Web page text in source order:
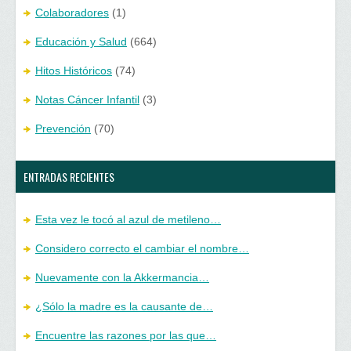
Colaboradores (1)
Educación y Salud (664)
Hitos Históricos (74)
Notas Cáncer Infantil (3)
Prevención (70)
ENTRADAS RECIENTES
Esta vez le tocó al azul de metileno…
Considero correcto el cambiar el nombre…
Nuevamente con la Akkermancia…
¿Sólo la madre es la causante de…
Encuentre las razones por las que…